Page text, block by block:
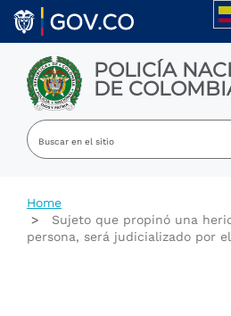
Skip to main content
POLICÍA
DE
Home
Sujeto que propinó una
persona, será judicializado por